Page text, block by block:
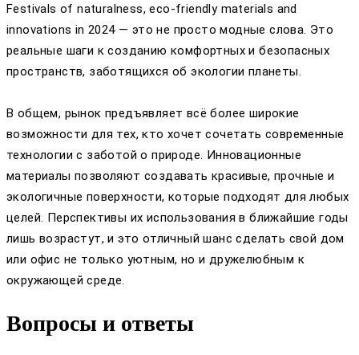
Festivals of naturalness, eco-friendly materials and
innovations in 2024 — это не просто модные слова. Это
реальные шаги к созданию комфортных и безопасных
пространств, заботящихся об экологии планеты.
В общем, рынок предъявляет всё более широкие
возможности для тех, кто хочет сочетать современные
технологии с заботой о природе. Инновационные
материалы позволяют создавать красивые, прочные и
экологичные поверхности, которые подходят для любых
целей. Перспективы их использования в ближайшие годы
лишь возрастут, и это отличный шанс сделать свой дом
или офис не только уютным, но и дружелюбным к
окружающей среде.
Вопросы и ответы